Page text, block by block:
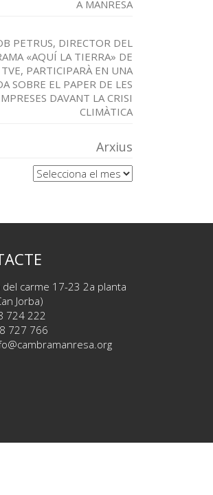
A MANRESA
PETRUS, DIRECTOR DEL
«AQUÍ LA TIERRA» DE
TVE, PARTICIPARÀ EN UNA
SOBRE EL PAPER DE LES
DAVANT LA CRISI
CLIMÀTICA
Arxius
Arxius
del carme 17-23 2a planta
Jorba)
724 222
727 766